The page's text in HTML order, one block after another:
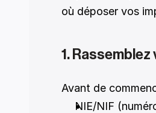
où déposer vos
1.
Avant de
NIE/NIF